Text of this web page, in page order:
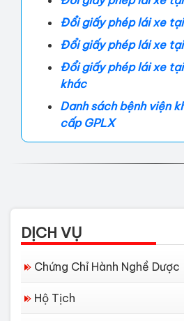
Đổi giấy phép lái xe
Đổi giấy phép lái xe tại
Đổi giấy phép lái xe
khác
Danh sách bệnh viện
cấp GPLX
DỊCH VỤ
Chứng Chỉ Hành Nghề Dược
Hộ Tịch